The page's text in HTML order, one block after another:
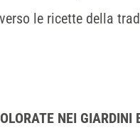
le ricette della
NEI